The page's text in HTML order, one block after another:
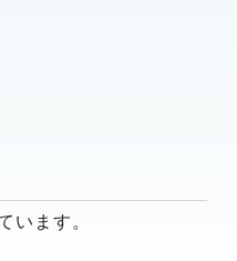
います。